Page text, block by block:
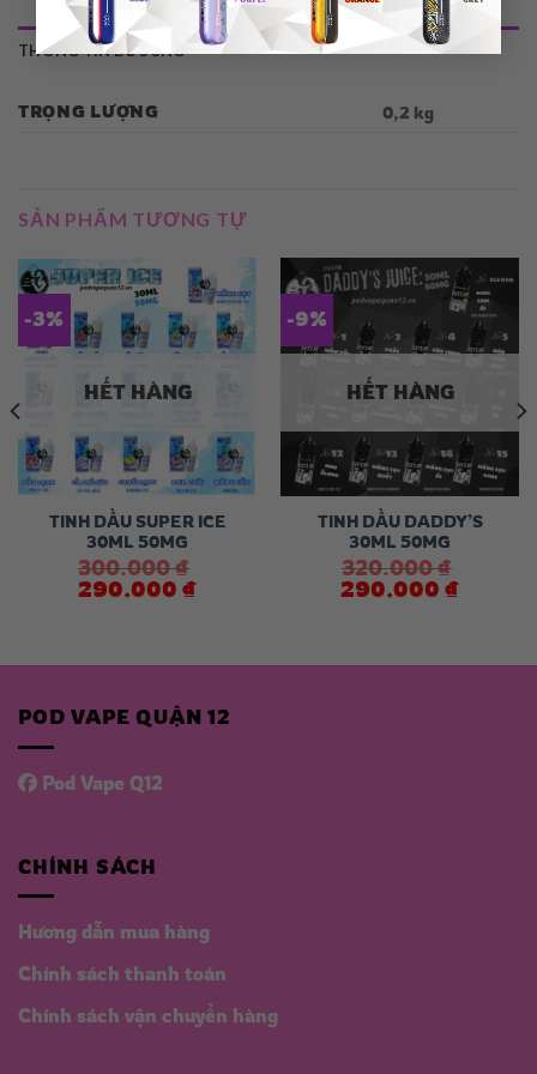
THÔNG TIN BỔ SUNG
TRỌNG LƯỢNG 0,2 kg
SẢN PHẨM TƯƠNG TỰ
-3%
HẾT HÀNG
TINH DẦU SUPER ICE
30ML 50MG
300.000₫
Giá
gốc
290.000 ₫Giá
-9%
HẾT HÀNG
TINH DẦU DADDY’S
30ML 50MG
320.000₫
Giá
gốc
290.000 ₫Giá
POD VAPE QUẬN 12
Pod Vape Q12
CHÍNH SÁCH
Hương dẫn mua hàng
Chính sách thanh toán
Chính sách vận chuyển hàng